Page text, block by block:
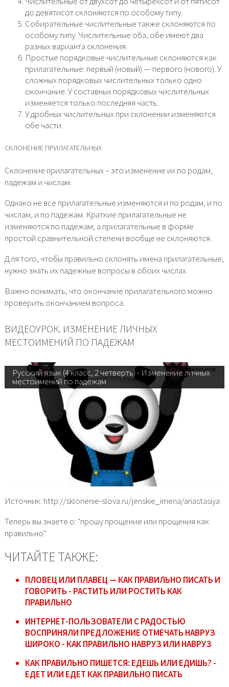
до девятисот склоняются по особому типу.
Собирательные числительные также склоняются по
особому типу. Числительные оба, обе имеют два
разных варианта склонения.
Простые порядковые числительные склоняются как
прилагательные: первый (новый) — первого (нового). У
сложных порядковых числительных только одно
окончание. У составных порядковых числительных
изменяется только последняя часть.
У дробных числительных при склонении изменяются
обе части.
СКЛОНЕНИЕ ПРИЛАГАТЕЛЬНЫХ
Склонение прилагательных – это изменение их по родам,
падежам и числам.
Однако не все прилагательные изменяются и по родам, и по
числам, и по падежам. Краткие прилагательные не
изменяются по падежам, а прилагательные в форме
простой сравнительной степени вообще не склоняются.
Для того, чтобы правильно склонять имена прилагательные,
нужно знать их падежные вопросы в обоих числах.
Важно понимать, что окончание прилагательного можно
проверить окончанием вопроса.
ВИДЕОУРОК. ИЗМЕНЕНИЕ ЛИЧНЫХ
МЕСТОИМЕНИЙ ПО ПАДЕЖАМ
Русский язык (4 класс, 2 четверть) - Изменение личных
местоимений по падежам
Источник: http://sklonenie-slova.ru/jenskie_imena/anastasiya
Теперь вы знаете о: "прошу прощение или прощения как
правильно".
ЧИТАЙТЕ ТАКЖЕ:
ПЛОВЕЦ ИЛИ ПЛАВЕЦ — КАК ПРАВИЛЬНО ПИСАТЬ И
ГОВОРИТЬ - РАСТИТЬ ИЛИ РОСТИТЬ КАК
ПРАВИЛЬНО
ИНТЕРНЕТ-ПОЛЬЗОВАТЕЛИ С РАДОСТЬЮ
ВОСПРИНЯЛИ ПРЕДЛОЖЕНИЕ ОТМЕЧАТЬ НАВРУЗ
ШИРОКО - КАК ПРАВИЛЬНО НАВРУЗ ИЛИ НАВРУЗ
КАК ПРАВИЛЬНО ПИШЕТСЯ: ЕДЕШЬ ИЛИ ЕДИШЬ? -
ЕДЕТ ИЛИ ЕДЕТ КАК ПРАВИЛЬНО ПИСАТЬ